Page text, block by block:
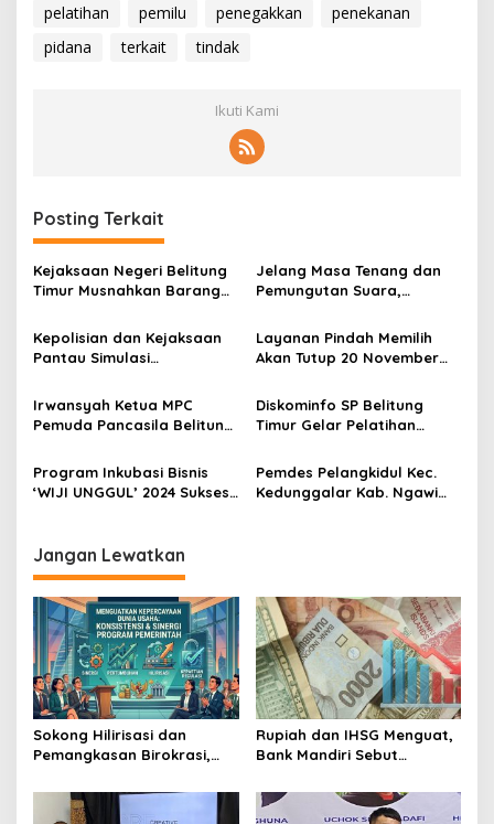
pelatihan pemilu penegakkan
penekanan
pidana
terkait tindak
Ikuti Kami
Posting Terkait
Kejaksaan Negeri Belitung
Timur Musnahkan Barang
Jelang Masa Tenang dan
Pemungutan Suara,
Konsolidasi Pengawas
Pemilu
Kepolisian dan Kejaksaan
Pantau Simulasi
Penghitungan Surat Suara
Pilkada 2024 di Beltim
Layanan Pindah Memilih
Akan Tutup 20 November
Irwansyah Ketua MPC
Pemuda Pancasila Belitung
Dugaan Kasus Hukum Kadis
Kominfo.
Diskominfo SP Belitung
Timur Gelar Pelatihan
Program Inkubasi Bisnis
‘WIJI UNGGUL’ 2024 Sukses
Pemdes Pelangkidul Kec.
Kedunggalar Kab. Ngawi
Jangan Lewatkan
Sokong Hilirisasi dan
Pemangkasan Birokrasi,
Domestik Akan Lebih
Bernilai
Rupiah dan IHSG Menguat,
Bank Mandiri Sebut
Membaik